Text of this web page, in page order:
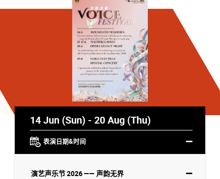
14 Jun (Sun) - 20 Aug (Thu)
表演日期&时间
演艺声乐节 2026 —— 声韵无界